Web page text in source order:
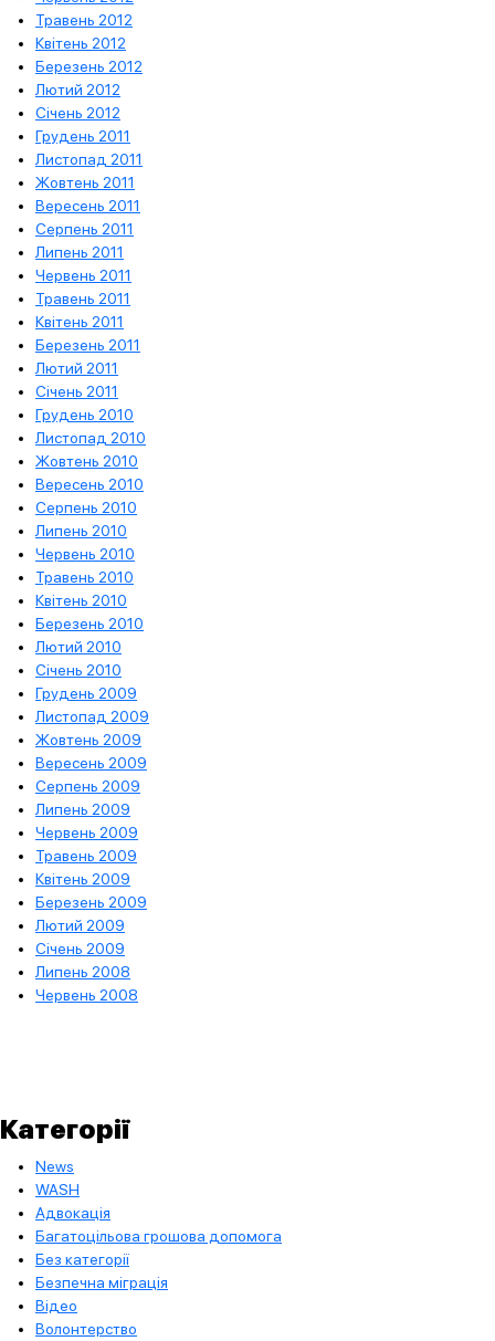
Травень 2012
Квітень 2012
Березень 2012
Лютий 2012
Січень 2012
Грудень 2011
Листопад 2011
Жовтень 2011
Вересень 2011
Серпень 2011
Липень 2011
Червень 2011
Травень 2011
Квітень 2011
Березень 2011
Лютий 2011
Січень 2011
Грудень 2010
Листопад 2010
Жовтень 2010
Вересень 2010
Серпень 2010
Липень 2010
Червень 2010
Травень 2010
Квітень 2010
Березень 2010
Лютий 2010
Січень 2010
Грудень 2009
Листопад 2009
Жовтень 2009
Вересень 2009
Серпень 2009
Липень 2009
Червень 2009
Травень 2009
Квітень 2009
Березень 2009
Лютий 2009
Січень 2009
Липень 2008
Червень 2008
Категорії
News
WASH
Адвокація
Багатоцільова грошова допомога
Без категорії
Безпечна міграція
Відео
Волонтерство